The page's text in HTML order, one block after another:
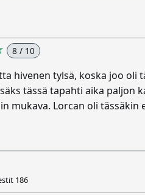
8 / 10
hivenen tylsä, koska joo
tässä tapahti aika paljon
mukava. Lorcan oli
186